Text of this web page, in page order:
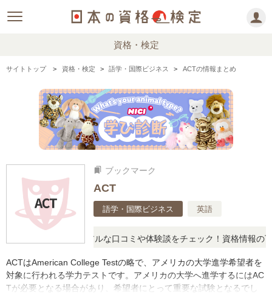
資格・検定
サイトトップ 資格・検定 語学・国際ビジネス ACTの情報まとめ
bookmarks ブックマーク
ACT
語学・国際ビジネス 英語
に思ったら、リアルな口コミや体験談をチェック！資格情報の下か
ACTはAmerican College Testの略で、アメリカの大学進学希望者を
対象に行われる学力テストです。アメリカの大学へ進学するにはAC
Tが必要となる場合があり、希望者にとって重要な試験となるでし